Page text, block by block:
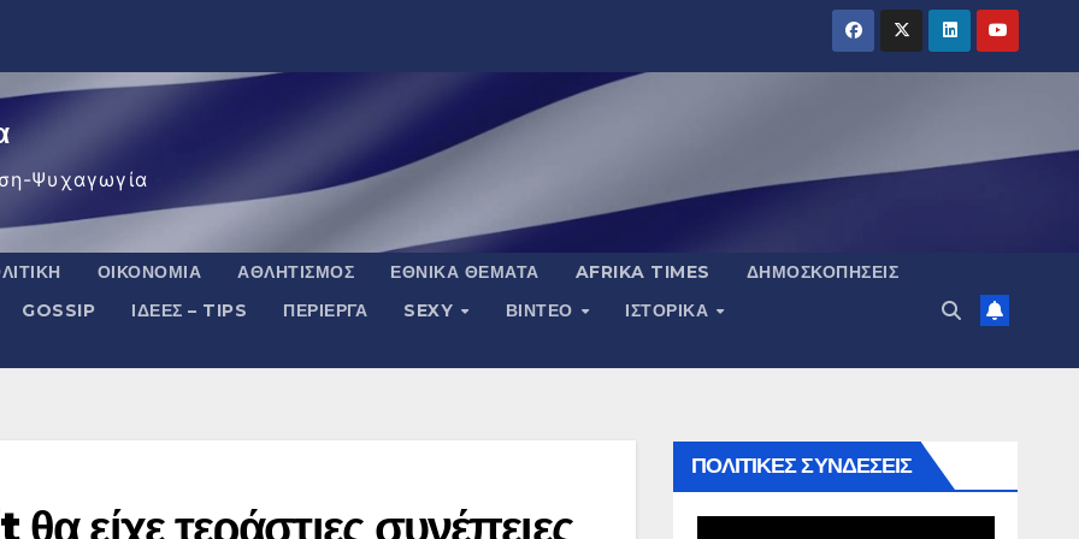
Ψυχαγωγία
ΟΙΚΟΝΟΜΊΑ ΑΘΛΗΤΙΣΜΌΣ ΕΘΝΙΚΆ ΘΈΜΑΤΑ AFRIKA TIMES
ΔΗΜΟΣΚΟΠΉΣΕΙΣ
GOSSIP ΙΔΈΕΣ – TIPS ΠΕΡΊΕΡΓΑ SEXY ΒΙΝΤΕΟ
ΙΣΤΟΡΙΚΆ
είχε τεράστιες συνέπειες
ΠΟΛΙΤΙΚΕΣ ΣΥΝΔΕΣΕΙΣ